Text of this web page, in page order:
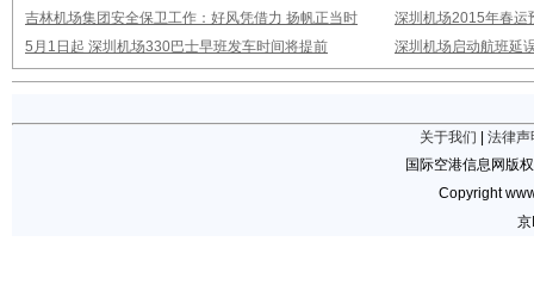
吉林机场集团安全保卫工作：好风凭借力 扬帆正当时
深圳机场2015年春运
5月1日起 深圳机场330巴士早班发车时间将提前
深圳机场启动航班延
关于我们
法律声
国际空港信息网版
Copyright